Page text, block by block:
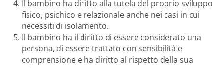
Il bambino ha diritto alla tutela del proprio sviluppo
fisico, psichico e relazionale anche nei casi in cui
necessiti di isolamento.
Il bambino ha il diritto di essere considerato una
persona, di essere trattato con sensibilità e
comprensione e ha diritto al rispetto della sua